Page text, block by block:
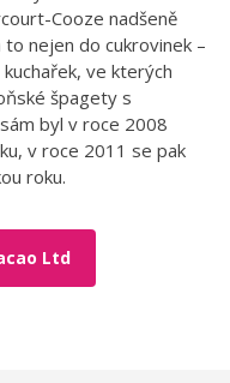
Cooze nadšeně
nejen do cukrovinek –
ve kterých
špagety s
byl v roce 2008
v roce 2011 se pak
roku.
Ltd